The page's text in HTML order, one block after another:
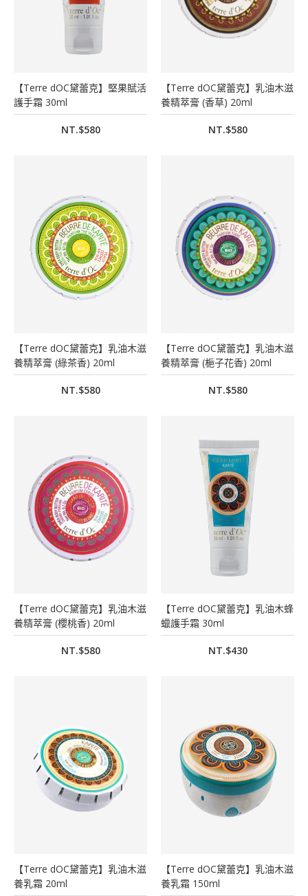
【Terre dOC黛蕾克】堅果賦活
護手霜 30ml
NT.$580
【Terre dOC黛蕾克】乳油木滋
養精萃膏 (香草) 20ml
NT.$580
【Terre dOC黛蕾克】乳油木滋
養精萃膏 (綠茶香) 20ml
NT.$580
【Terre dOC黛蕾克】乳油木滋
養精萃膏 (梔子花香) 20ml
NT.$580
【Terre dOC黛蕾克】乳油木滋
養精萃膏 (櫻桃香) 20ml
NT.$580
【Terre dOC黛蕾克】乳油木蜂
蠟護手霜 30ml
NT.$430
【Terre dOC黛蕾克】乳油木滋
養乳霜 20ml
【Terre dOC黛蕾克】乳油木滋
養乳霜 150ml